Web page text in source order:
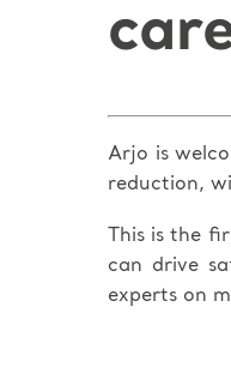
Arjo is
reduction,
This is the
can drive
experts on